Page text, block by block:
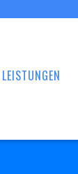
LEISTUNGEN